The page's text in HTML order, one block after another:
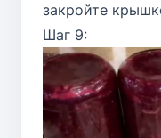
закройте
Шаг 9: